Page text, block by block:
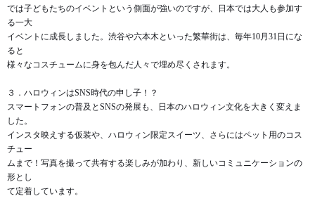
では子どもたちのイベントという側面が強いのですが、日本では大人も参加す
る一大
イベントに成長しました。渋谷や六本木といった繁華街は、毎年10月31日にな
ると
様々なコスチュームに身を包んだ人々で埋め尽くされます。
３．ハロウィンはSNS時代の申し子！？
スマートフォンの普及とSNSの発展も、日本のハロウィン文化を大きく変えま
した。
インスタ映えする仮装や、ハロウィン限定スイーツ、さらにはペット用のコス
チュー
ムまで！写真を撮って共有する楽しみが加わり、新しいコミュニケーションの
形とし
て定着しています。